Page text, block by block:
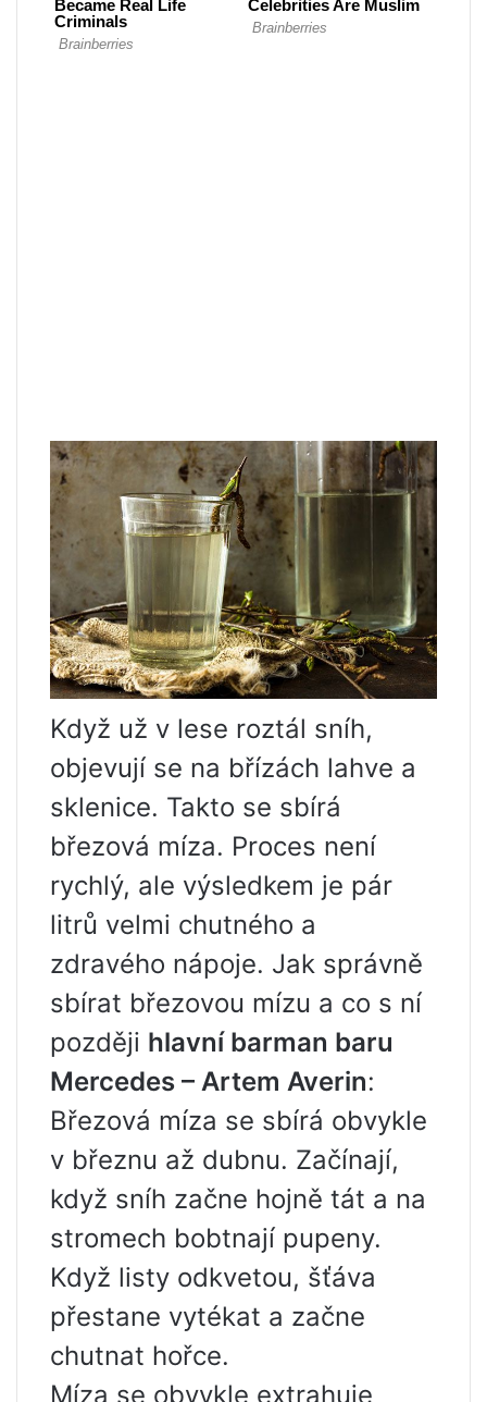
Když už v lese roztál sníh,
objevují se na břízách lahve a
sklenice. Takto se sbírá
březová míza. Proces není
rychlý, ale výsledkem je pár
litrů velmi chutného a
zdravého nápoje. Jak správně
sbírat březovou mízu a co s ní
později hlavní barman baru
Mercedes – Artem Averin:
Březová míza se sbírá obvykle
v březnu až dubnu. Začínají,
když sníh začne hojně tát a na
stromech bobtnají pupeny.
Když listy odkvetou, šťáva
přestane vytékat a začne
chutnat hořce.
Míza se obvykle extrahuje